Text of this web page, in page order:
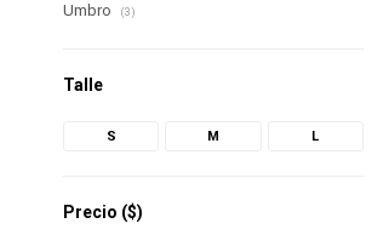
Umbro (3)
Talle
S M L
Precio ($)